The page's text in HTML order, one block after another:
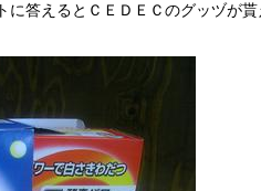
に答えるとＣＥＤＥＣのグッヅが